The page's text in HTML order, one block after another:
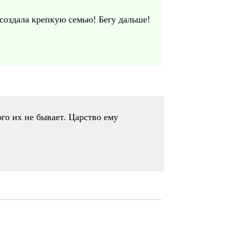
крепкую семью! Бегу дальше!
их не бывает. Царство ему